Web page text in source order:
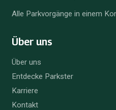
Alle Parkvorgänge in einem
Über uns
Über uns
Entdecke Parkster
Karriere
Kontakt